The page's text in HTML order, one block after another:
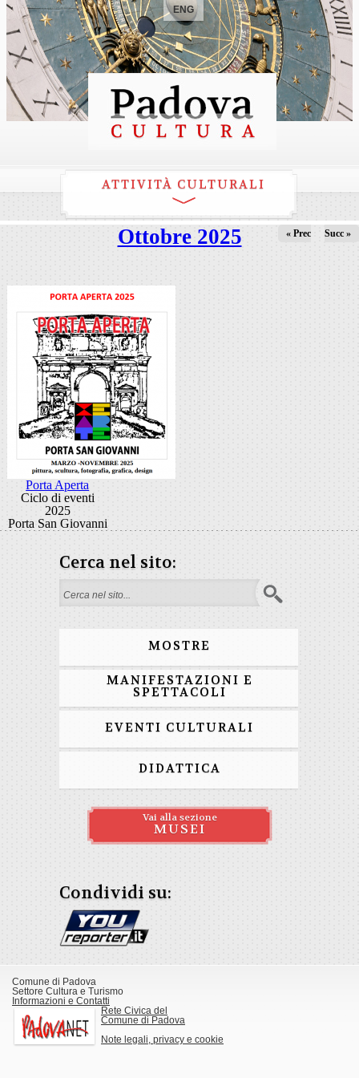
ENG
ATTIVITÀ CULTURALI
Ottobre 2025 « Prec Succ »
Porta Aperta
Ciclo di eventi
2025
Porta San Giovanni
Cerca nel sito:
Form di ricerca
MOSTRE
MANIFESTAZIONI E
SPETTACOLI
EVENTI CULTURALI
DIDATTICA
Vai alla sezione
MUSEI
Condividi su:
Comune di Padova
Settore Cultura e Turismo
Informazioni e Contatti
Rete Civica del
Comune di Padova
Note legali, privacy e cookie